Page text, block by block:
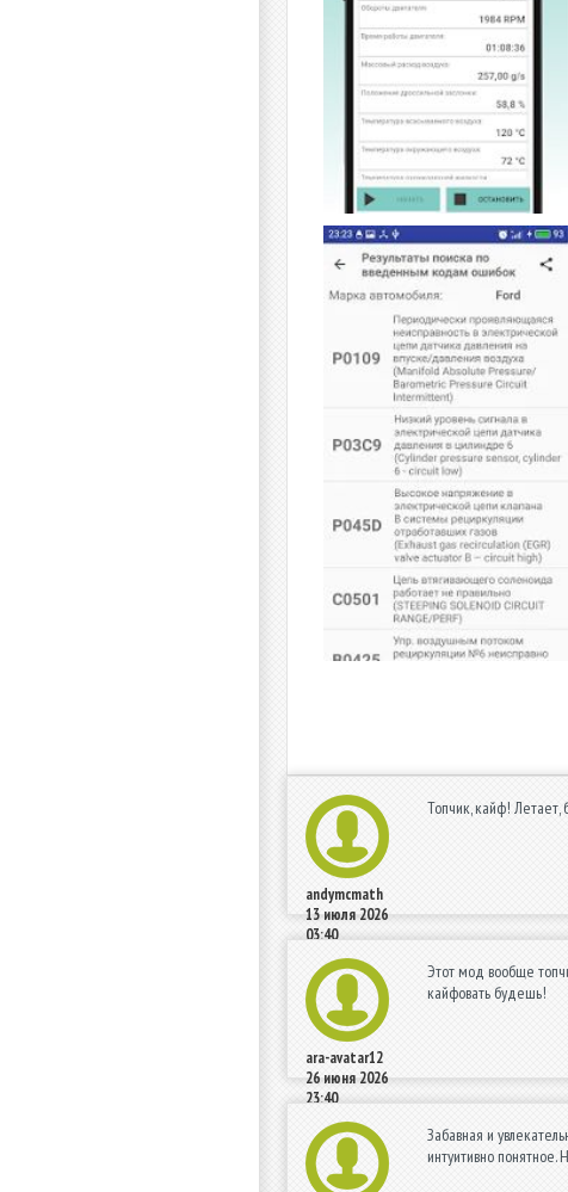
andymcmath
13 июля 2026
03:40
Топчик, кайф! Летает,
ara-avatar12
26 июня 2026
23:40
Этот мод вообще
кайфовать будешь!
Забавная и
интуитивно понятное.